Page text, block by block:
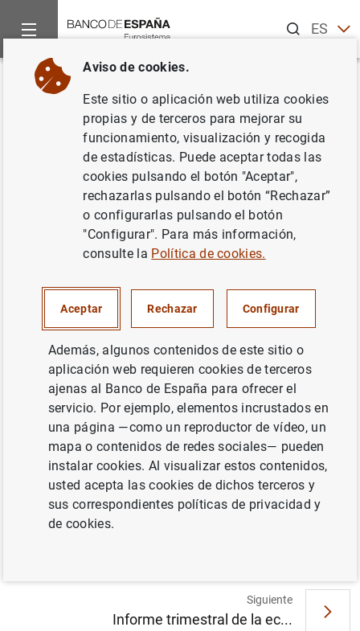
ESEN
Inicio Noticias y eventos
Volver
Estados financieros públicos
primarios consolidados de las
entidades de crédito (tercer
trimestre de 2025)
Actualización trimestral de los estados financieros
públicos primarios
consolidados
de las entidades de
pérdidas y ganancias, el estado de ingresos y gastos
reconocidos, el estado total de cambios en el patrimonio
neto y el estado de flujos de efectivo.
Estados financieros públicos primarios de las
entidades de crédito
Información
Siguiente
Informe trimestral de la ec...
Aviso de cookies.
Este sitio o aplicación web utiliza cookies
propias y de terceros para mejorar su
funcionamiento, visualización y recogida
de estadísticas. Puede aceptar todas las
cookies pulsando el botón "Aceptar",
rechazarlas pulsando el botón “Rechazar”
o configurarlas pulsando el botón
"Configurar". Para más información,
consulte la Política de cookies.
Aceptar Rechazar Configurar
Además, algunos contenidos de este sitio o
aplicación web requieren cookies de terceros
ajenas al Banco de España para ofrecer el
servicio. Por ejemplo, elementos incrustados en
una página —como un reproductor de vídeo, un
mapa o contenidos de redes sociales— pueden
instalar cookies. Al visualizar estos contenidos,
usted acepta las cookies de dichos terceros y
sus correspondientes políticas de privacidad y
de cookies.